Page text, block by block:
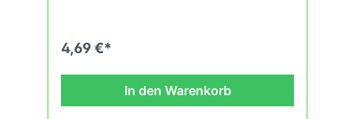
4,69 €*
In den Warenkorb